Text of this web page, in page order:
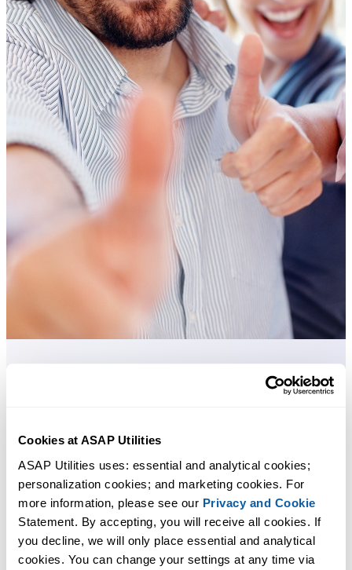
Cookies at ASAP Utilities
ASAP Utilities uses: essential and analytical cookies;
personalization cookies; and marketing cookies. For
more information, please see our Privacy and Cookie
Statement. By accepting, you will receive all cookies. If
you decline, we will only place essential and analytical
cookies. You can change your settings at any time via
Praktische tools die veel Excel-gebruikers in Excel missen.
ASAP Utilities helpt je tijd besparen en dingen doen die Excel alleen
niet kan.
Je kunt meteen aan de slag. Geen training nodig.